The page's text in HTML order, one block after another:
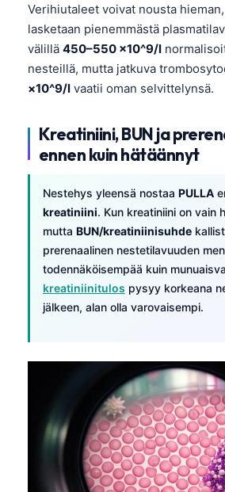
Verihiutaleet voivat nousta
lasketaan pienemmästä
välillä 450–550 ×10^9/l
nesteillä, mutta jatkuva
×10^9/l vaatii oman selvittelynsä.
Kreatiniini, BUN ja
ennen kuin hätäännyt
Nestehys yleensä nostaa PULLA
kreatiniini. Kun kreatiniini on vain
mutta BUN/kreatiniinisuhde
prerenaalinen nestetilavuuden
todennäköisempää kuin
kreatiniinitulos pysyy korkeana
jälkeen, alan olla varovaisempi.